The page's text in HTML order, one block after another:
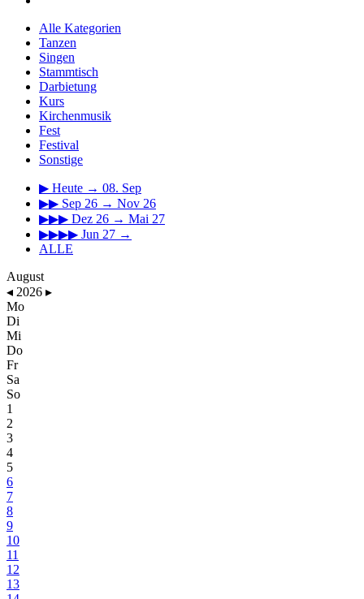
Alle Kategorien
Tanzen
Singen
Stammtisch
Darbietung
Kurs
Kirchenmusik
Fest
Festival
Sonstige
▶ Heute → 08. Sep
▶▶ Sep 26 → Nov 26
▶▶▶ Dez 26 → Mai 27
▶▶▶▶ Jun 27 →
ALLE
August
◂ 2026 ▸
Mo
Di
Mi
Do
Fr
Sa
So
1
2
3
4
5
6
7
8
9
10
11
12
13